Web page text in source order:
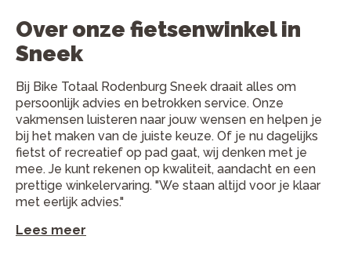
Over onze fietsenwinkel in
Sneek
Bij Bike Totaal Rodenburg Sneek draait alles om
persoonlijk advies en betrokken service. Onze
vakmensen luisteren naar jouw wensen en helpen je
bij het maken van de juiste keuze. Of je nu dagelijks
fietst of recreatief op pad gaat, wij denken met je
mee. Je kunt rekenen op kwaliteit, aandacht en een
prettige winkelervaring. "We staan altijd voor je klaar
met eerlijk advies."
Lees meer